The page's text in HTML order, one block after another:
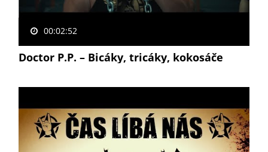
00:02:52
Doctor P.P. – Bicáky, tricáky, kokosáče